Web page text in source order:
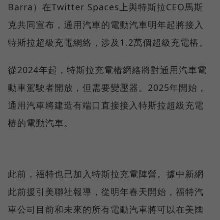
Barra）在Twitter Spaces上與特斯拉CEO馬斯
克共同宣布，通用汽車的電動汽車明年起將接入
特斯拉超級充電網絡，涉及1.2萬個超級充電樁。
從2024年起，特斯拉充電樁網絡將對通用汽車電
動車駕駛者開放，但需要變壓器。2025年開始，
通用汽車將建造有端口直接接入特斯拉超級充電
樁的電動汽車。
此前，福特也已加入特斯拉充電陣營。據中新網
此前援引美聯社報導，從明年春天開始，福特汽
車公司目前和未來的所有電動汽車將可以在美國